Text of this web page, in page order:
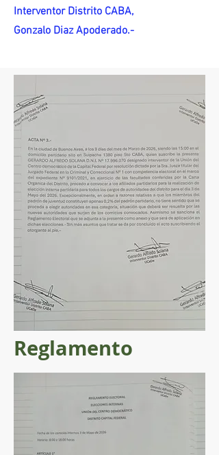
Interventor Distrito CABA,
Gonzalo Diaz Apoderado.-
Reglamento